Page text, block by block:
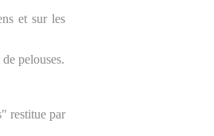
et sur les
pelouses.
restitue par